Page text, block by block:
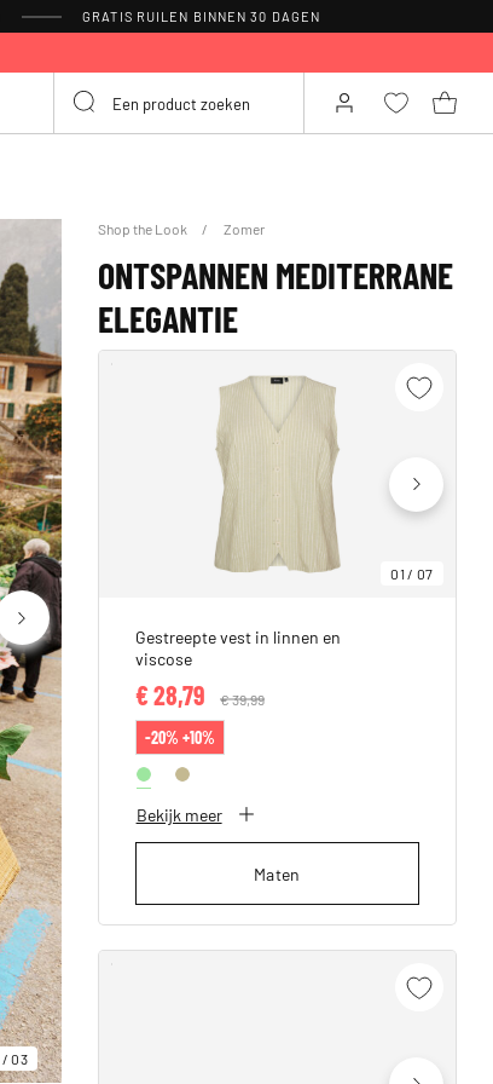
GRATIS RUILEN BINNEN 30 DAGEN
/03
Shop the Look Zomer
ONTSPANNEN MEDITERRANE
ELEGANTIE
01/ 07
Gestreepte vest in linnen en
viscose
Price reduced from
€ 39,99to
€ 28,79
-20% +10%
Bekijk meer
Maten